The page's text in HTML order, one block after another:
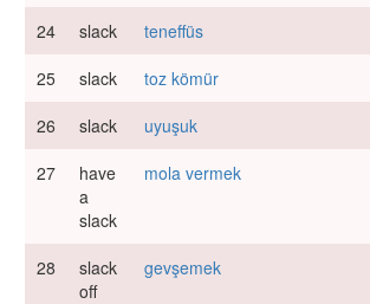
24
slack
teneffüs
25
slack
toz kömür
26
slack
uyuşuk
27
have
a
slack
mola vermek
28
slack
off
gevşemek